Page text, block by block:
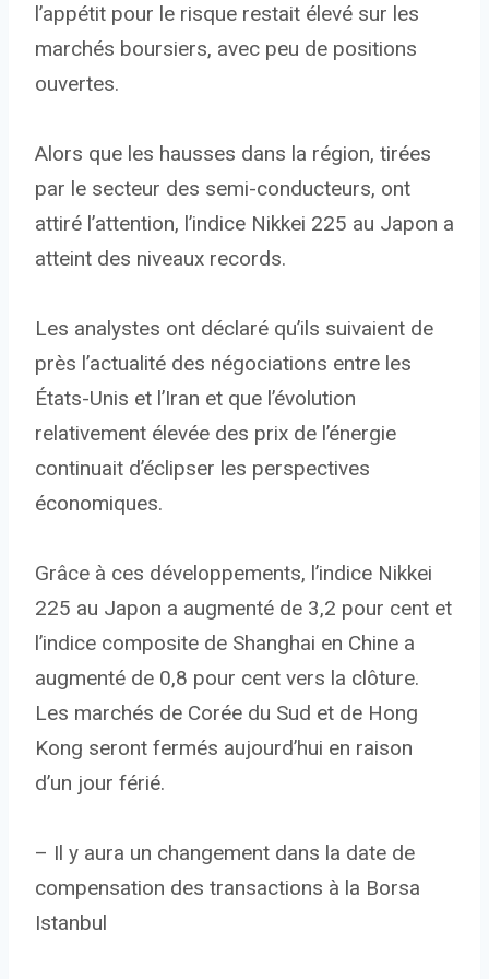
l’appétit pour le risque restait élevé sur les
marchés boursiers, avec peu de positions
ouvertes.
Alors que les hausses dans la région, tirées
par le secteur des semi-conducteurs, ont
attiré l’attention, l’indice Nikkei 225 au Japon a
atteint des niveaux records.
Les analystes ont déclaré qu’ils suivaient de
près l’actualité des négociations entre les
États-Unis et l’Iran et que l’évolution
relativement élevée des prix de l’énergie
continuait d’éclipser les perspectives
économiques.
Grâce à ces développements, l’indice Nikkei
225 au Japon a augmenté de 3,2 pour cent et
l’indice composite de Shanghai en Chine a
augmenté de 0,8 pour cent vers la clôture.
Les marchés de Corée du Sud et de Hong
Kong seront fermés aujourd’hui en raison
d’un jour férié.
– Il y aura un changement dans la date de
compensation des transactions à la Borsa
Istanbul